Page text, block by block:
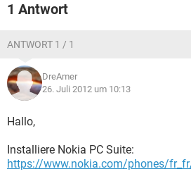
1 Antwort
ANTWORT 1 / 1
DreAmer
26. Juli 2012 um 10:13
Hallo,
Installiere Nokia PC Suite:
https://www.nokia.com/phones/